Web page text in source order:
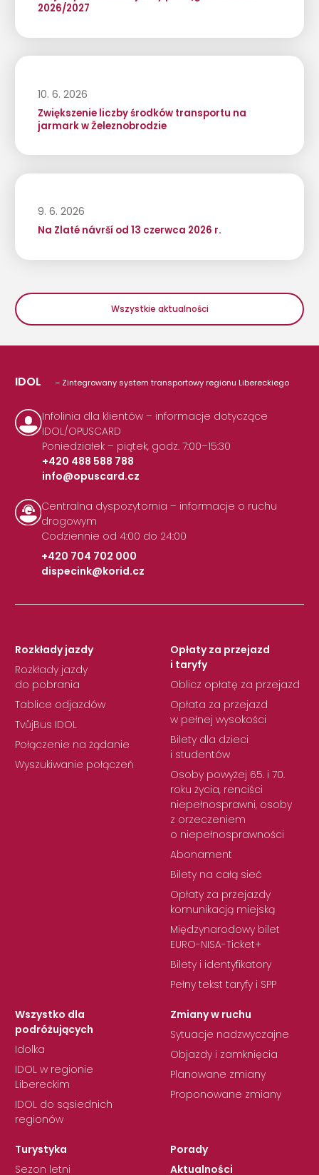
2026/2027
10. 6. 2026
Zwiększenie liczby środków transportu na
jarmark w Železnobrodzie
9. 6. 2026
Na Zlaté návrší od 13 czerwca 2026 r.
Wszystkie aktualności
IDOL – Zintegrowany system transportowy regionu Libereckiego
Infolinia dla klientów – informacje dotyczące
IDOL/OPUSCARD
Poniedziałek – piątek, godz. 7:00–15:30
+420 488 588 788
|
info@opuscard.cz
Centralna dyspozytornia – informacje o ruchu
drogowym
Codziennie od 4:00 do 24:00
+420 704 702 000
|
dispecink@korid.cz
Rozkłady jazdy
Rozkłady jazdy
do pobrania
Tablice odjazdów
TvůjBus IDOL
Połączenie na żądanie
Wyszukiwanie połączeń
Opłaty za przejazd
i taryfy
Oblicz opłatę za przejazd
Opłata za przejazd
w pełnej wysokości
Bilety dla dzieci
i studentów
Osoby powyżej 65. i 70.
roku życia, renciści
niepełnosprawni, osoby
z orzeczeniem
o niepełnosprawności
Abonament
Bilety na całą sieć
Opłaty za przejazdy
komunikacją miejską
Międzynarodowy bilet
EURO-NISA-Ticket+
Bilety i identyfikatory
Pełny tekst taryfy i SPP
Wszystko dla
podróżujących
Idolka
IDOL w regionie
Libereckim
IDOL do sąsiednich
regionów
Zmiany w ruchu
Sytuacje nadzwyczajne
Objazdy i zamknięcia
Planowane zmiany
Proponowane zmiany
Turystyka
Sezon letni
Porady
Aktualności